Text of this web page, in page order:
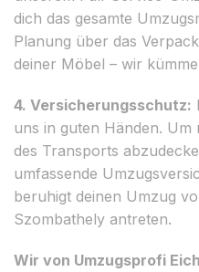
dich das gesamte
Planung über das
deiner Möbel – wir
4. Versicherungsschutz:
uns in guten Händen. Um
des Transports
umfassende
beruhigt deinen Umzug
Szombathely antreten.
Wir von Umzugsprofi